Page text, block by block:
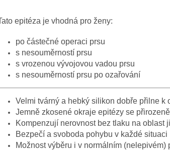
epitéza je vhodná pro ženy:
po částečné operaci prsu
s nesouměrností prsu
s vrozenou vývojovou vadou prsu
s nesouměrností prsu po ozařování
Velmi tvárný a hebký silikon dobře přilne k
Jemně zkosené okraje epitézy se
Kompenzují nerovnost bez tlaku na oblast
Bezpečí a svoboda pohybu v každé situaci
Možnost výběru i v normálním